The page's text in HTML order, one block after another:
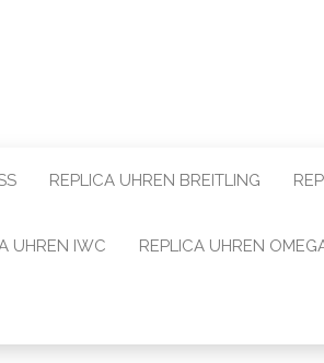
REPLICA UHREN BREITLING
UHREN IWC REPLICA UHREN